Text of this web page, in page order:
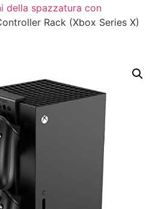
della spazzatura con
Rack (Xbox Series X)